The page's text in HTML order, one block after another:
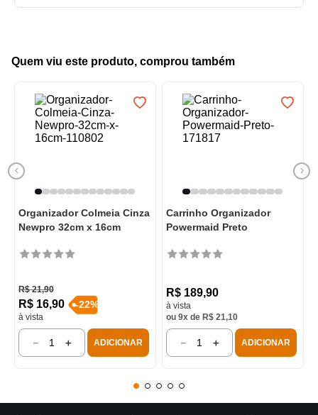
Quem viu este produto, comprou também
Organizador Colmeia Cinza
Newpro 32cm x 16cm
R$ 21,90
R$ 16,90
à vista
-22%
＋
－ ADICIONAR
Carrinho Organizador
Powermaid Preto
R$ 189,90
à vista
ou 9x de R$ 21,10
＋
－ ADICIONAR